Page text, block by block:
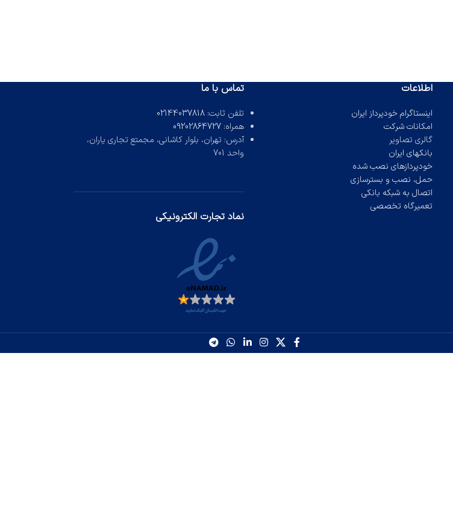
اطلاعات
اینستاگرام خودپرداز ایران
امکانات شرکت
گالری تصاویر
بانکهای ایران
خودپردازهای نصب شده
حمل، نصب و بسترسازی
اتصال به شبکه بانکی
تعمیرگاه تخصصی
تماس با ما
تلفن ثابت: 02144037818
همراه: 09202864727
آدرس: تهران، بلوار کاشانی، مجمتع تجاری یاران،
واحد 701
نماد تجارت الکترونیکی